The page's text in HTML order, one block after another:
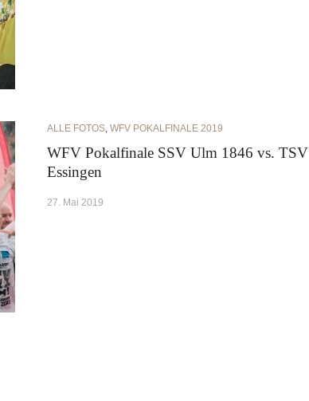
ALLE FOTOS, WFV POKALFINALE 2019
WFV Pokalfinale SSV Ulm 1846 vs. TSV
Essingen
27. Mai 2019